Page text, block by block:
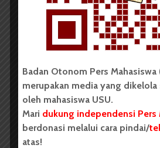
Oleh: Iyusarah Pakpahan USU,
2 menit waktu baca
BERITA KAMPUS
Dua Mahasiswa
USU Torehkan
Badan Otonom Pers Mahasiswa
merupakan media yang dikelola
oleh mahasiswa USU.
Mari dukung independensi Pers
berdonasi melalui cara pindai/
atas!